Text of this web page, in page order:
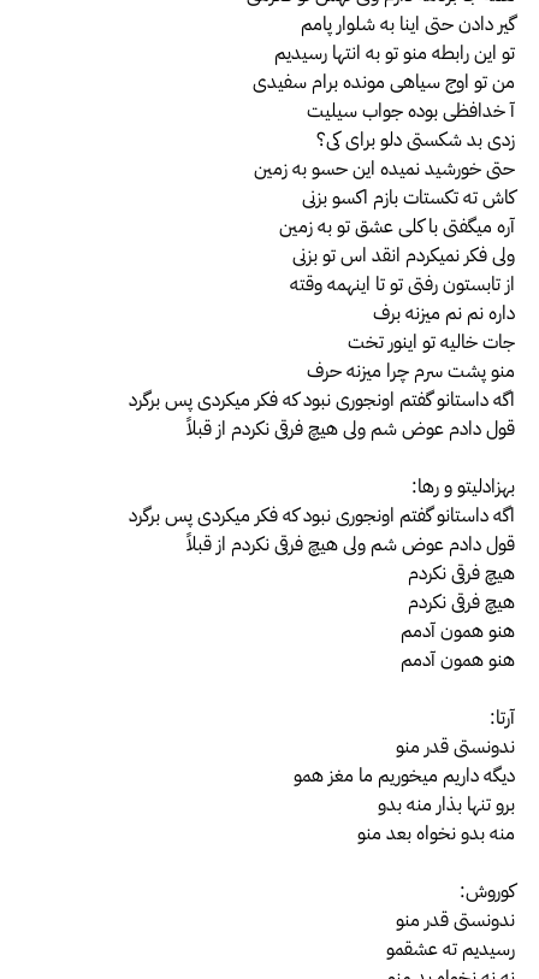
گیر دادن حتی اینا به شلوار پامم
تو این رابطه منو تو به انتها رسیدیم
من تو اوج سیاهی مونده برام سفیدی
آ خدافظی بوده جواب سیلیت
زدی بد شکستی دلو برای کی؟
حتی خورشید نمیده این حسو به زمین
کاش ته تکستات بازم اکسو بزنی
آره میگفتی با کلی عشق تو به زمین
ولی فکر نمیکردم انقد اس تو بزنی
از تابستون رفتی تو تا اینهمه وقته
داره نم نم میزنه برف
جات خالیه تو اینور تخت
منو پشت سرم چرا میزنه حرف
اگه داستانو گفتم اونجوری نبود که فکر میکردی پس برگرد
قول دادم عوض شم ولی هیچ فرقی نکردم از قبلاً
بهزادلیتو و رها:
اگه داستانو گفتم اونجوری نبود که فکر میکردی پس برگرد
قول دادم عوض شم ولی هیچ فرقی نکردم از قبلاً
هیچ فرقی نکردم
هیچ فرقی نکردم
هنو همون آدمم
هنو همون آدمم
آرتا:
ندونستی قدر منو
دیگه داریم میخوریم ما مغز همو
برو تنها بذار منه بدو
منه بدو نخواه بعد منو
کوروش:
ندونستی قدر منو
رسیدیم ته عشقمو